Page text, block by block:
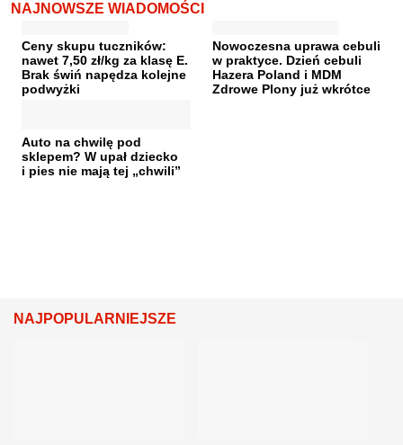
NAJNOWSZE WIADOMOŚCI
Ceny skupu tuczników:
nawet 7,50 zł/kg za klasę E.
Brak świń napędza kolejne
podwyżki
Nowoczesna uprawa cebuli
w praktyce. Dzień cebuli
Hazera Poland i MDM
Zdrowe Plony już wkrótce
Auto na chwilę pod
sklepem? W upał dziecko
i pies nie mają tej „chwili”
NAJPOPULARNIEJSZE